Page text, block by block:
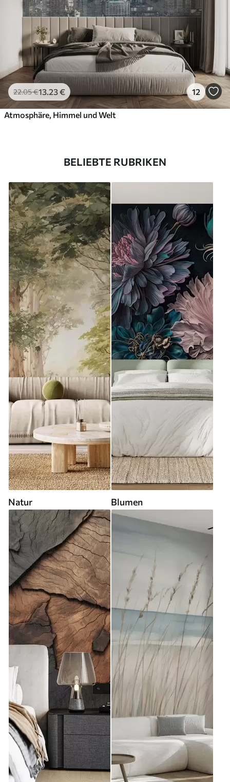
22.05€13 .23€ 12
Atmosphäre, Himmel und Welt
BELIEBTE RUBRIKEN
Natur Blumen